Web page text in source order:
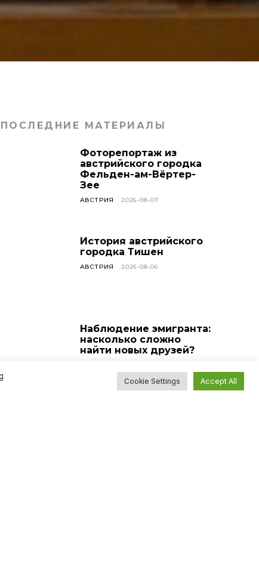
ПОСЛЕДНИЕ МАТЕРИАЛЫ
Фоторепортаж из
австрийского городка
Фельден-ам-Вёртер-
Зее
АВСТРИЯ 2026-08-07
История австрийского
городка Тишен
АВСТРИЯ 2026-08-06
Наблюдение эмигранта:
насколько сложно
найти новых друзей?
Cookie Settings Accept All